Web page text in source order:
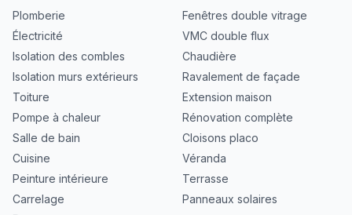
Plomberie
Électricité
Isolation des combles
Isolation murs extérieurs
Toiture
Pompe à chaleur
Salle de bain
Cuisine
Peinture intérieure
Carrelage
Fenêtres double vitrage
VMC double flux
Chaudière
Ravalement de façade
Extension maison
Rénovation complète
Cloisons placo
Véranda
Terrasse
Panneaux solaires